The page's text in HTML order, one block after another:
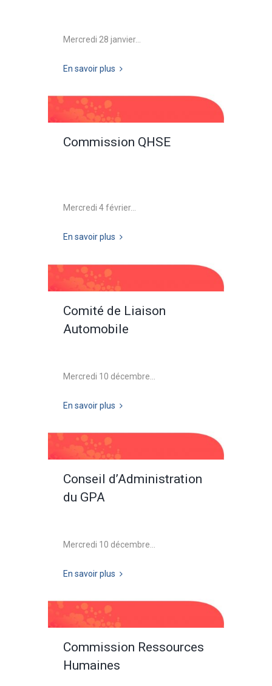
Mercredi 28 janvier...
En savoir plus
Commission QHSE
Mercredi 4 février...
En savoir plus
Comité de Liaison
Automobile
Mercredi 10 décembre...
En savoir plus
Conseil d’Administration
du GPA
Mercredi 10 décembre...
En savoir plus
Commission Ressources
Humaines